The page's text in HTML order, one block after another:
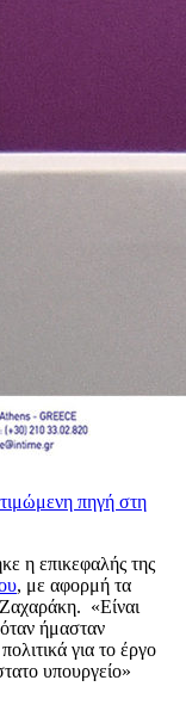
πηγή στη
η επικεφαλής της
, με αφορμή τα
«Είναι
ήμασταν
για το έργο
υπουργείο»